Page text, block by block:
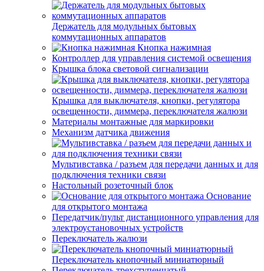
Держатель для модульных бытовых
коммутационных аппаратов
Кнопка нажимная
Контроллер для управления системой освещения
Крышка блока световой сигнализации
Крышка для выключателя, кнопки, регулятора
освещенности, диммера, переключателя жалюзи
Материалы монтажные для маркировки
Механизм датчика движения
Мультивставка / разъем для передачи данных и для
подключения техники связи
Настольный розеточный блок
Основание
для открытого монтажа
Передатчик/пульт дистанционного управления для
электроустановочных устройств
Переключатель жалюзи
Переключатель кнопочный миниатюрный